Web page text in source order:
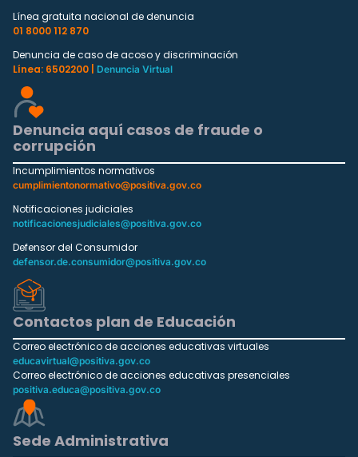
Línea gratuita nacional de denuncia
01 8000 112 870
Denuncia de caso de acoso y discriminación
Línea: 6502200 |
Denuncia Virtual
Denuncia aquí casos de fraude o
corrupción
Incumplimientos normativos
cumplimientonormativo@positiva.gov.co
Notificaciones judiciales
notificacionesjudiciales@positiva.gov.co
Defensor del Consumidor
defensor.de.consumidor@positiva.gov.co
Contactos plan de Educación
Correo electrónico de acciones educativas virtuales
educavirtual@positiva.gov.co
Correo electrónico de acciones educativas presenciales
positiva.educa@positiva.gov.co
Sede Administrativa